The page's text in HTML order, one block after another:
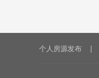
个人房源发布